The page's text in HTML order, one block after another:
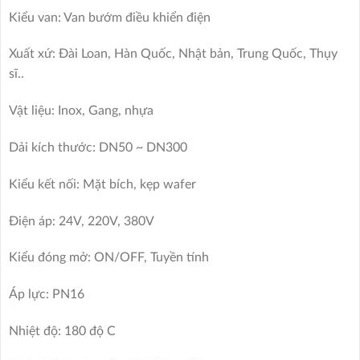
Kiểu van: Van bướm điều khiển điện
Xuất xứ: Đài Loan, Hàn Quốc, Nhật bản, Trung Quốc, Thụy
sĩ..
Vật liệu: Inox, Gang, nhựa
Dải kích thước: DN50 ~ DN300
Kiểu kết nối: Mặt bích, kẹp wafer
Điện áp: 24V, 220V, 380V
Kiểu đóng mở: ON/OFF, Tuyền tính
Áp lực: PN16
Nhiệt độ: 180 độ C